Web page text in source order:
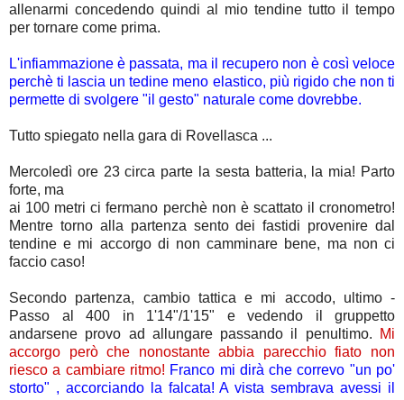
allenarmi concedendo quindi al mio tendine tutto il tempo
per tornare come prima.
L'infiammazione è passata, ma il recupero non è così veloce
perchè ti lascia un tedine meno elastico, più rigido che non ti
permette di svolgere "il gesto" naturale come dovrebbe.
Tutto spiegato nella gara di Rovellasca ...
Mercoledì ore 23 circa parte la sesta batteria, la mia! Parto
forte, ma
ai 100 metri ci fermano perchè non è scattato il cronometro!
Mentre torno alla partenza sento dei fastidi provenire dal
tendine e mi accorgo di non camminare bene, ma non ci
faccio caso!
Secondo partenza, cambio tattica e mi accodo, ultimo -
Passo al 400 in 1'14"/1'15" e vedendo il gruppetto
andarsene provo ad allungare passando il penultimo.
Mi
accorgo però che nonostante abbia parecchio fiato non
riesco a cambiare ritmo! Franco mi dirà che correvo "un po'
storto" , accorciando la falcata! A vista sembrava avessi il